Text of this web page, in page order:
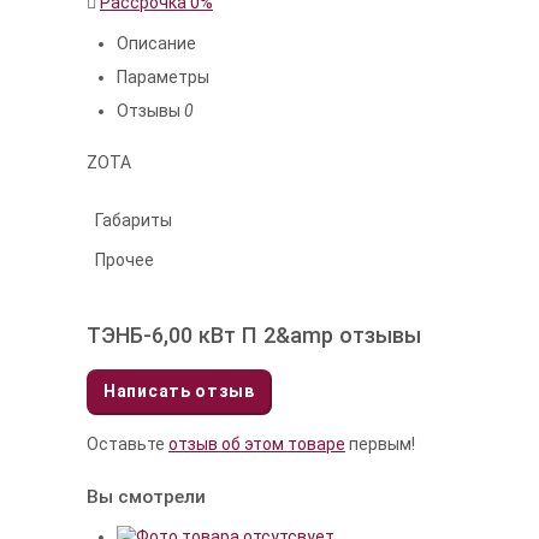
Описание
Параметры
Отзывы 0
ZOTA
Габариты
Прочее
ТЭНБ-6,00 кВт П 2&amp отзывы
Написать отзыв
Оставьте отзыв об этом товаре первым!
Вы смотрели